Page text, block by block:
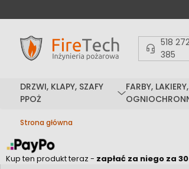
518
385
DRZWI, KLAPY, SZAFY
PPOŻ
FARBY,
Strona główna
Kup ten produkt teraz - zapłać za niego za